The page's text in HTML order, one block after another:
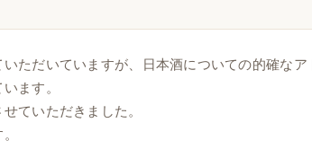
ただいていますが、日本酒についての的確なア
ます。
ていただきました。